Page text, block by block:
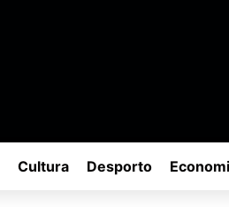
Cultura Desporto